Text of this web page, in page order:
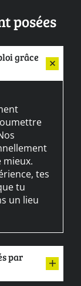
posées
grâce
mieux.
tes
tu
un lieu
par